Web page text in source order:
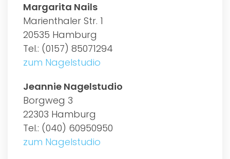
Margarita Nails
Marienthaler Str. 1
20535 Hamburg
Tel.: (0157) 85071294
zum Nagelstudio
Jeannie Nagelstudio
Borgweg 3
22303 Hamburg
Tel.: (040) 60950950
zum Nagelstudio